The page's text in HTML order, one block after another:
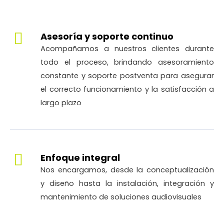
Asesoría y soporte continuo
Acompañamos a nuestros clientes durante
todo el proceso, brindando asesoramiento
constante y soporte postventa para asegurar
el correcto funcionamiento y la satisfacción a
largo plazo
Enfoque integral
Nos encargamos, desde la conceptualización
y diseño hasta la instalación, integración y
mantenimiento de soluciones audiovisuales